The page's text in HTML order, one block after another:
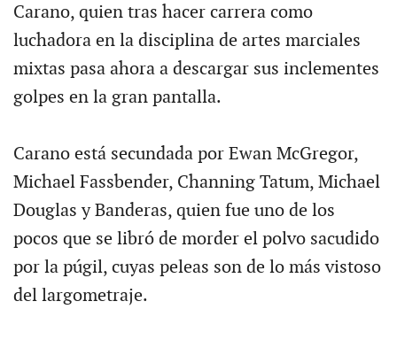
Carano, quien tras hacer carrera como
luchadora en la disciplina de artes marciales
mixtas pasa ahora a descargar sus inclementes
golpes en la gran pantalla.
Carano está secundada por Ewan McGregor,
Michael Fassbender, Channing Tatum, Michael
Douglas y Banderas, quien fue uno de los
pocos que se libró de morder el polvo sacudido
por la púgil, cuyas peleas son de lo más vistoso
del largometraje.